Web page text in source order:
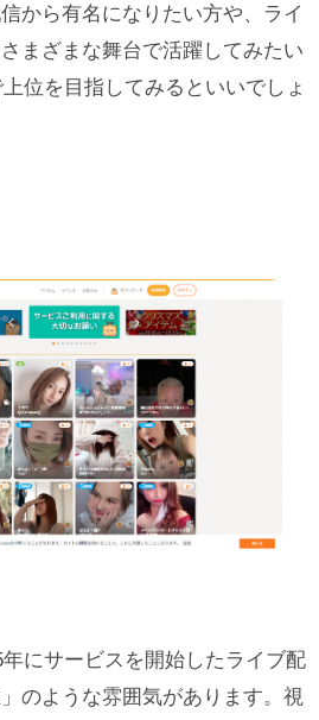
から有名になりたい方や、ライ
まざまな舞台で活躍してみたい
位を目指してみるといいでしょ
年にサービスを開始したライブ配
のような雰囲気があります。視